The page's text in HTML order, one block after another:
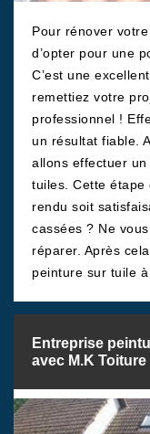
Pour rénover
d’opter pour une
C’est une
remettiez votre
professionnel !
un résultat fiable.
allons effectuer
tuiles. Cette étape
rendu soit
cassées ? Ne
réparer. Après
peinture sur tuile à
Entreprise
avec M.K